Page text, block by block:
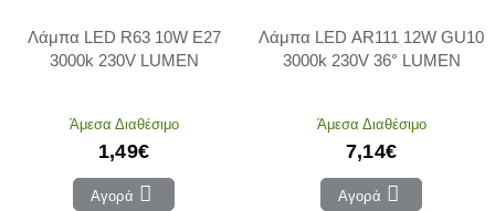
Λάμπα LED R63 10W E27
3000k 230V LUMEN
Άμεσα Διαθέσιμο
1,49€
Αγορά
Λάμπα LED AR111 12W GU10
3000k 230V 36° LUMEN
Άμεσα Διαθέσιμο
7,14€
Αγορά